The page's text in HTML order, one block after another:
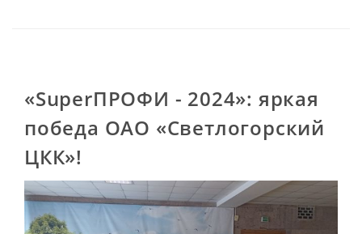
«SuperПРОФИ - 2024»: яркая
победа ОАО «Светлогорский
ЦКК»!